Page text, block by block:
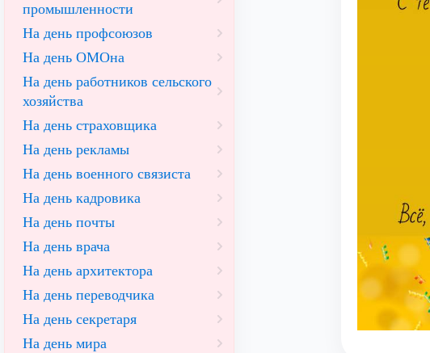
промышленности
На день профсоюзов
На день ОМОна
На день работников сельского
хозяйства
На день страховщика
На день рекламы
На день военного связиста
На день кадровика
На день почты
На день врача
На день архитектора
На день переводчика
На день секретаря
На день мира